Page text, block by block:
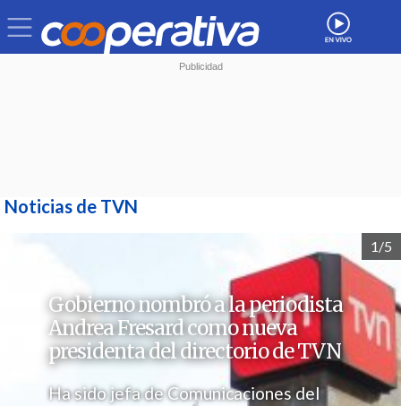
Noticias de TVN
1/5
Gobierno nombró a la periodista
Andrea Fresard como nueva
presidenta del directorio de TVN
Ha sido jefa de Comunicaciones del